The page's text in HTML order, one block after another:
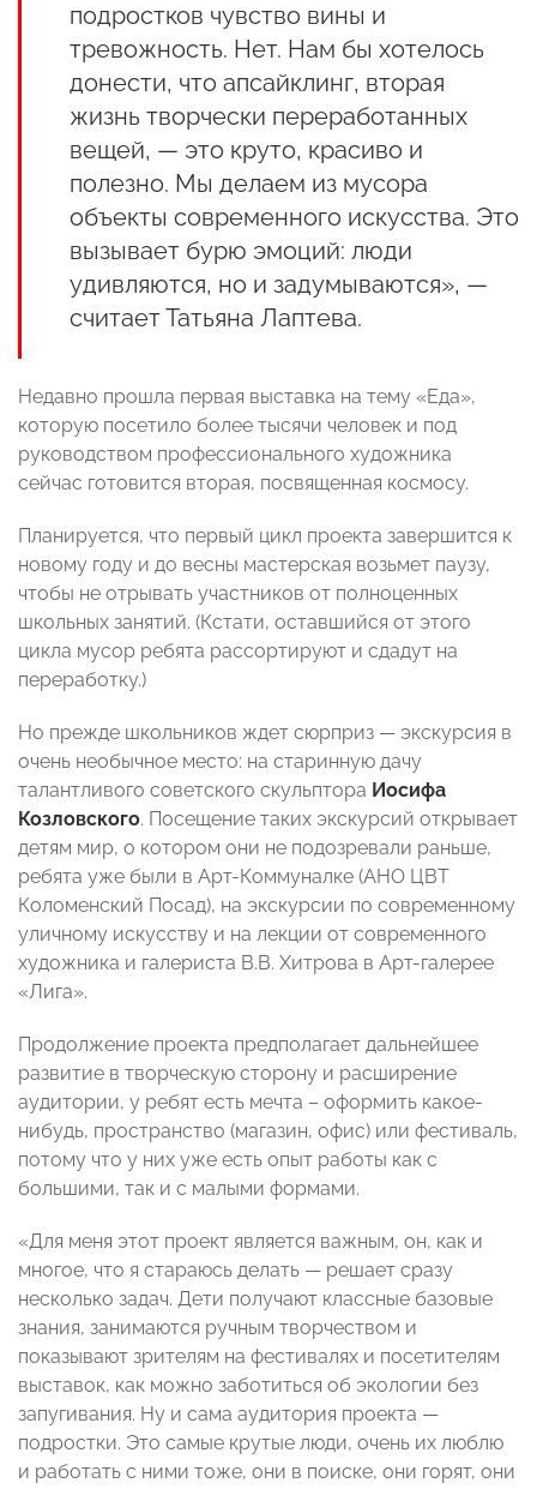
подростков чувство вины и
тревожность. Нет. Нам бы хотелось
донести, что апсайклинг, вторая
жизнь творчески переработанных
вещей, — это круто, красиво и
полезно. Мы делаем из мусора
объекты современного искусства. Это
вызывает бурю эмоций: люди
удивляются, но и задумываются», —
считает Татьяна Лаптева.
Недавно прошла первая выставка на тему «Еда»,
которую посетило более тысячи человек и под
руководством профессионального художника
сейчас готовится вторая, посвященная космосу.
Планируется, что первый цикл проекта завершится к
новому году и до весны мастерская возьмет паузу,
чтобы не отрывать участников от полноценных
школьных занятий. (Кстати, оставшийся от этого
цикла мусор ребята рассортируют и сдадут на
переработку.)
Но прежде школьников ждет сюрприз — экскурсия в
очень необычное место: на старинную дачу
талантливого советского скульптора Иосифа
Козловского. Посещение таких экскурсий открывает
детям мир, о котором они не подозревали раньше,
ребята уже были в Арт-Коммуналке (АНО ЦВТ
Коломенский Посад), на экскурсии по современному
уличному искусству и на лекции от современного
художника и галериста В.В. Хитрова в Арт-галерее
«Лига».
Продолжение проекта предполагает дальнейшее
развитие в творческую сторону и расширение
аудитории, у ребят есть мечта – оформить какое-
нибудь, пространство (магазин, офис) или фестиваль,
потому что у них уже есть опыт работы как с
большими, так и с малыми формами.
«Для меня этот проект является важным, он, как и
многое, что я стараюсь делать — решает сразу
несколько задач. Дети получают классные базовые
знания, занимаются ручным творчеством и
показывают зрителям на фестивалях и посетителям
выставок, как можно заботиться об экологии без
запугивания. Ну и сама аудитория проекта —
подростки. Это самые крутые люди, очень их люблю
и работать с ними тоже, они в поиске, они горят, они